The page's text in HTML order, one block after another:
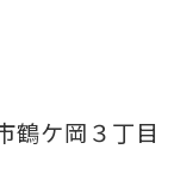
ケ岡３丁目